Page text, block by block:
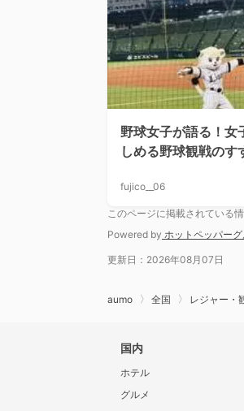
野球女子が語る！女
しめる野球観戦の
fujico__06
このページに掲載されている
Powered by ホットペッパー
更新日：2026年08月07日
aumo 全国 レジャー・
国内
ホテル
グルメ